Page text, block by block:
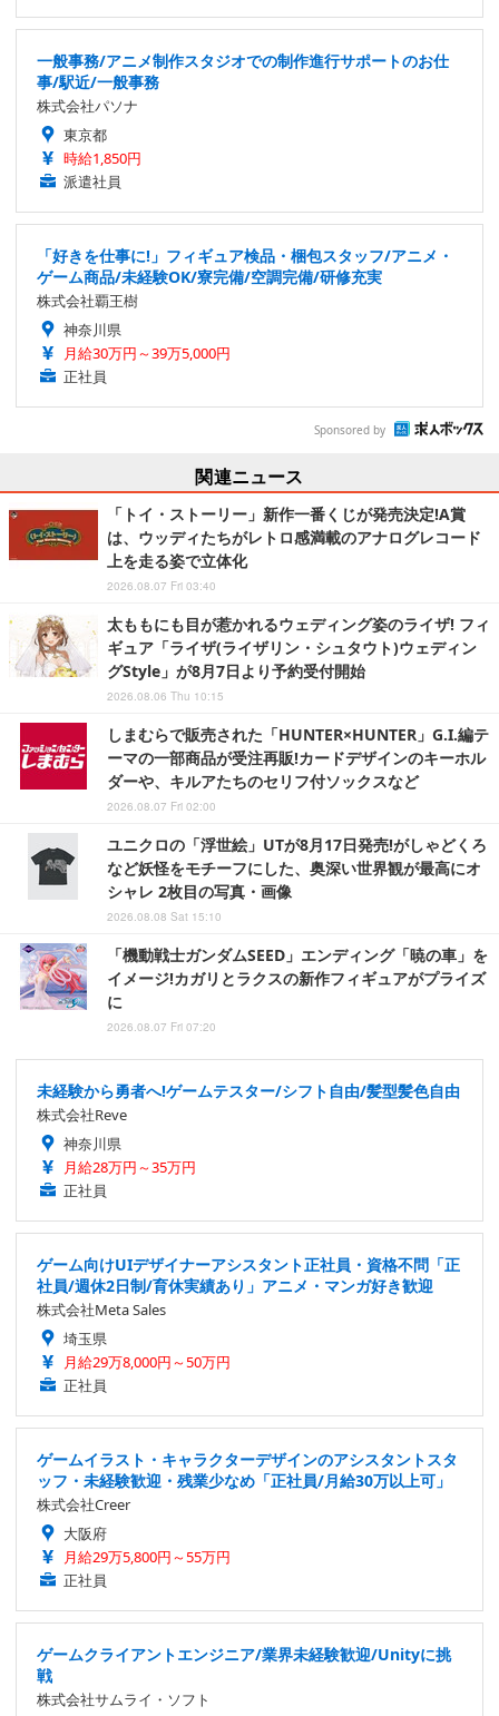
一般事務/アニメ制作スタジオでの制作進行サポートのお仕
事/駅近/一般事務
株式会社パソナ
東京都
時給1,850円
派遣社員
「好きを仕事に!」フィギュア検品・梱包スタッフ/アニメ・
ゲーム商品/未経験OK/寮完備/空調完備/研修充実
株式会社覇王樹
神奈川県
月給30万円～39万5,000円
正社員
Sponsored by
関連ニュース
「トイ・ストーリー」新作一番くじが発売決定!A賞
は、ウッディたちがレトロ感満載のアナログレコード
上を走る姿で立体化
2026.08.07 Fri 03:40
太ももにも目が惹かれるウェディング姿のライザ! フィ
ギュア「ライザ(ライザリン・シュタウト)ウェディン
グStyle」が8月7日より予約受付開始
2026.08.06 Thu 10:15
しまむらで販売された「HUNTER×HUNTER」G.I.編テ
ーマの一部商品が受注再販!カードデザインのキーホル
ダーや、キルアたちのセリフ付ソックスなど
2026.08.07 Fri 02:00
ユニクロの「浮世絵」UTが8月17日発売!がしゃどくろ
など妖怪をモチーフにした、奥深い世界観が最高にオ
シャレ 2枚目の写真・画像
2026.08.08 Sat 15:10
「機動戦士ガンダムSEED」エンディング「暁の車」を
イメージ!カガリとラクスの新作フィギュアがプライズ
に
2026.08.07 Fri 07:20
未経験から勇者へ!ゲームテスター/シフト自由/髪型髪色自由
株式会社Reve
神奈川県
月給28万円～35万円
正社員
ゲーム向けUIデザイナーアシスタント正社員・資格不問「正
社員/週休2日制/育休実績あり」アニメ・マンガ好き歓迎
株式会社Meta Sales
埼玉県
月給29万8,000円～50万円
正社員
ゲームイラスト・キャラクターデザインのアシスタントスタ
ッフ・未経験歓迎・残業少なめ「正社員/月給30万以上可」
株式会社Creer
大阪府
月給29万5,800円～55万円
正社員
ゲームクライアントエンジニア/業界未経験歓迎/Unityに挑
戦
株式会社サムライ・ソフト